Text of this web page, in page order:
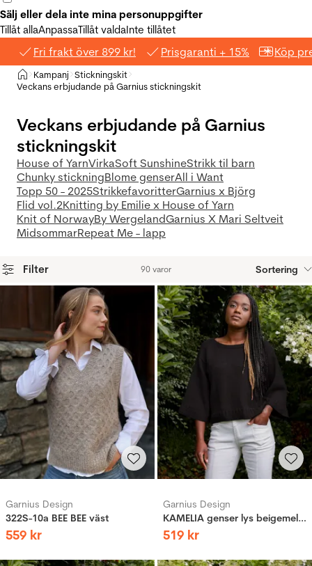
Sälj eller dela inte mina personuppgifter
Tillåt allaAnpassaTillåt valdaInte tillåtet
Fri frakt över 899 kr! Prisgaranti + 15% Köp
Hem
>Kampanj >Stickningskit
Veckans erbjudande på Garnius stickningskit
Veckans erbjudande på Garnius
stickningskit
House of YarnVirkaSoft SunshineStrikk til barn
Chunky stickningBlome genserAll i Want
Topp 50 - 2025StrikkefavoritterGarnius x Björg
Flid vol.2Knitting by Emilie x House of Yarn
Knit of NorwayBy WergelandGarnius X Mari Seltveit
MidsommarRepeat Me - lapp
Filter 90 varor Sortering
Garnius Design
322S-10a BEE BEE väst
559 kr
Garnius Design
KAMELIA genser lys beigemelert
519 kr